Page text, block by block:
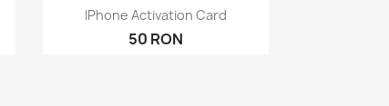
Бърз преглед
IPhone Activation Card
50 RON